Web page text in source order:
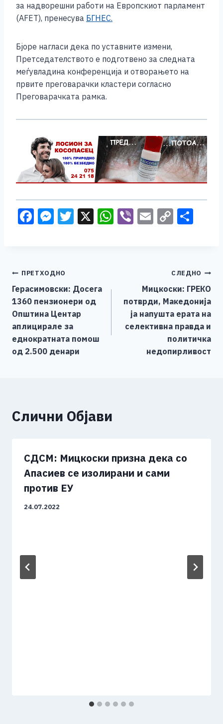
за надворешни работи на Европскиот парламент
(AFET), пренесува БГНЕС.
Бјоре нагласи дека по уставните измени,
Претседателството е подготвено за следната
меѓувладина конференција и отворањето на
првите преговарачки кластери согласно
Преговарачката рамка.
F
b
o
o
k
M
n
g
er
T X W Vi E C
Li
n
k
Навигација
на
напис
ПРЕТХОДНО
Герасимовски: Досега
1360 пензионери од
Општина Центар
аплицирале за
еднократната помош
од 2.500 денари
СЛЕДНО
Мицкоски: ГРЕКО
потврди, Македонија
ја напушта ерата на
селективна правда и
политичка
недопирливост
Слични Објави
СДСМ: Мицкоски призна дека со
Апасиев се изолирани и сами
против ЕУ
24.07.2022